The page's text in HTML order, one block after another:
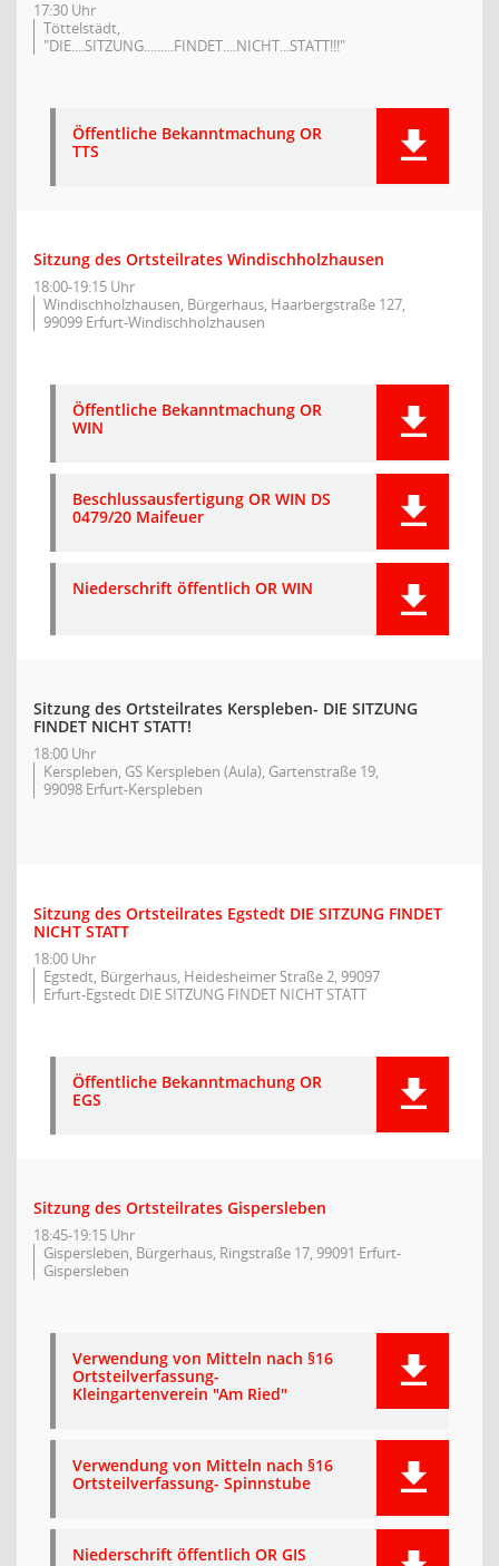
17:30 Uhr
Töttelstädt,
"DIE....SITZUNG.........FINDET....NICHT...STATT!!!"
Öffentliche Bekanntmachung OR
TTS
Sitzung des Ortsteilrates Windischholzhausen
18:00-19:15 Uhr
Windischholzhausen, Bürgerhaus, Haarbergstraße 127,
99099 Erfurt-Windischholzhausen
Öffentliche Bekanntmachung OR
WIN
Beschlussausfertigung OR WIN DS
0479/20 Maifeuer
Niederschrift öffentlich OR WIN
Sitzung des Ortsteilrates Kerspleben- DIE SITZUNG
FINDET NICHT STATT!
18:00 Uhr
Kerspleben, GS Kerspleben (Aula), Gartenstraße 19,
99098 Erfurt-Kerspleben
Sitzung des Ortsteilrates Egstedt DIE SITZUNG FINDET
NICHT STATT
18:00 Uhr
Egstedt, Bürgerhaus, Heidesheimer Straße 2, 99097
Erfurt-Egstedt DIE SITZUNG FINDET NICHT STATT
Öffentliche Bekanntmachung OR
EGS
Sitzung des Ortsteilrates Gispersleben
18:45-19:15 Uhr
Gispersleben, Bürgerhaus, Ringstraße 17, 99091 Erfurt-
Gispersleben
Verwendung von Mitteln nach §16
Ortsteilverfassung-
Kleingartenverein "Am Ried"
Verwendung von Mitteln nach §16
Ortsteilverfassung- Spinnstube
Niederschrift öffentlich OR GIS